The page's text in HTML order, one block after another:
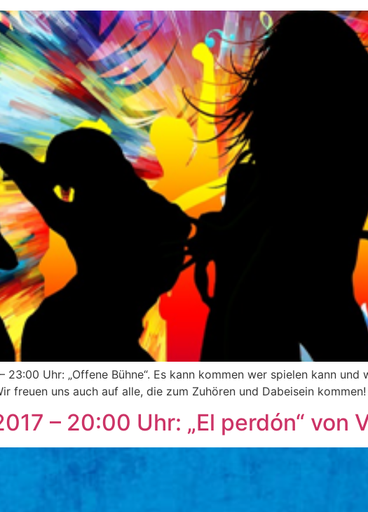
23:00 Uhr: „Offene Bühne“. Es kann kommen wer spielen kann
freuen uns auch auf alle, die zum Zuhören und Dabeisein
– 20:00 Uhr: „El perdón“ von